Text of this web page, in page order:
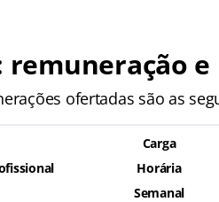
remuneração
ofertadas são as
Carga
Horária
Semanal